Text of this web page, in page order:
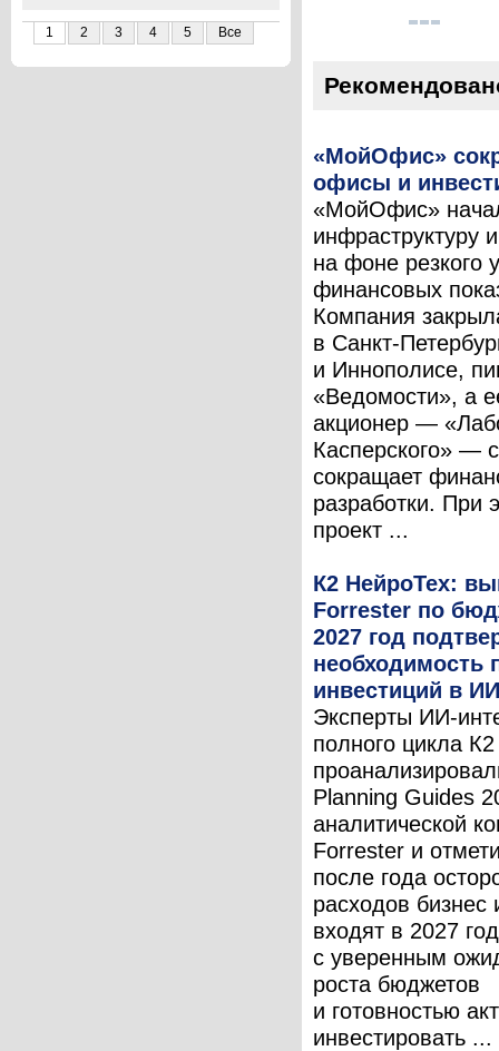
1 2 3 4 5 Все
«МойОфис»
офисы и
«МойОфис»
инфраструктуру
на фоне резкого
финансовых
Компания
в Санкт-
и Иннополисе,
«Ведомости», а
акционер —
Касперского» —
сокращает
разработки. При
проект ...
К2 НейроТех:
Forrester по
2027 год
необходимость
инвестиций в ИИ
Эксперты ИИ-
полного цикла
Planning Guides
аналитической
Forrester и
после года
расходов
входят в 2027 год
с уверенным
роста бюджетов
и готовностью
инвестировать ...